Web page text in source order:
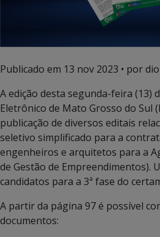
Publicado em 13 nov 2023 • por
A edição desta segunda-feira (13)
Eletrônico de Mato Grosso do Sul
publicação de diversos editais
seletivo simplificado para a
engenheiros e arquitetos para a
de Gestão de Empreendimentos).
candidatos para a 3ª fase do
A partir da página 97 é possível
documentos: